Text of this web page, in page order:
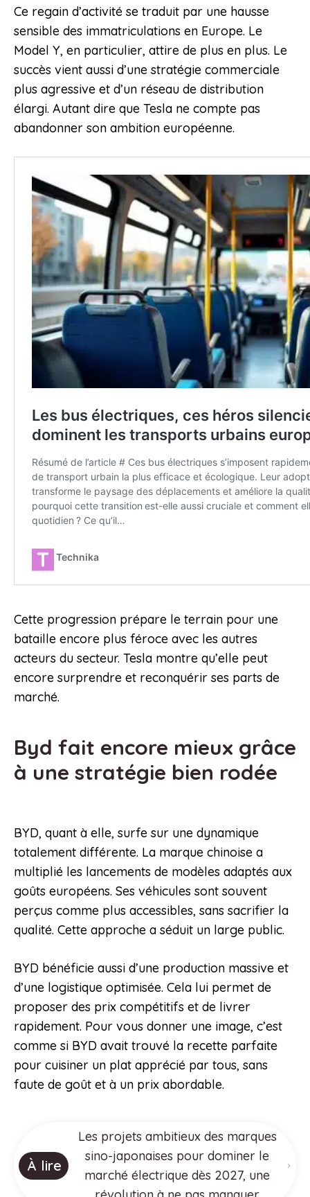
Ce regain d’activité se traduit par une hausse
sensible des immatriculations en Europe. Le
Model Y, en particulier, attire de plus en plus. Le
succès vient aussi d’une stratégie commerciale
plus agressive et d’un réseau de distribution
élargi. Autant dire que Tesla ne compte pas
abandonner son ambition européenne.
Cette progression prépare le terrain pour une
bataille encore plus féroce avec les autres
acteurs du secteur. Tesla montre qu’elle peut
encore surprendre et reconquérir ses parts de
marché.
Byd fait encore mieux grâce
à une stratégie bien rodée
BYD, quant à elle, surfe sur une dynamique
totalement différente. La marque chinoise a
multiplié les lancements de modèles adaptés aux
goûts européens. Ses véhicules sont souvent
perçus comme plus accessibles, sans sacrifier la
qualité. Cette approche a séduit un large public.
BYD bénéficie aussi d’une production massive et
d’une logistique optimisée. Cela lui permet de
proposer des prix compétitifs et de livrer
rapidement. Pour vous donner une image, c’est
comme si BYD avait trouvé la recette parfaite
pour cuisiner un plat apprécié par tous, sans
faute de goût et à un prix abordable.
À lire
Les projets ambitieux des marques
sino-japonaises pour dominer le
marché électrique dès 2027, une